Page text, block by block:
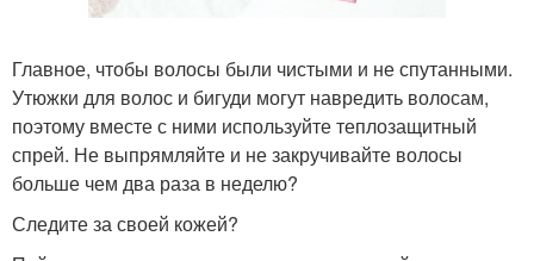
Главное, чтобы волосы были чистыми и не спутанными.
Утюжки для волос и бигуди могут навредить волосам,
поэтому вместе с ними используйте теплозащитный
спрей. Не выпрямляйте и не закручивайте волосы
больше чем два раза в неделю?
Следите за своей кожей?